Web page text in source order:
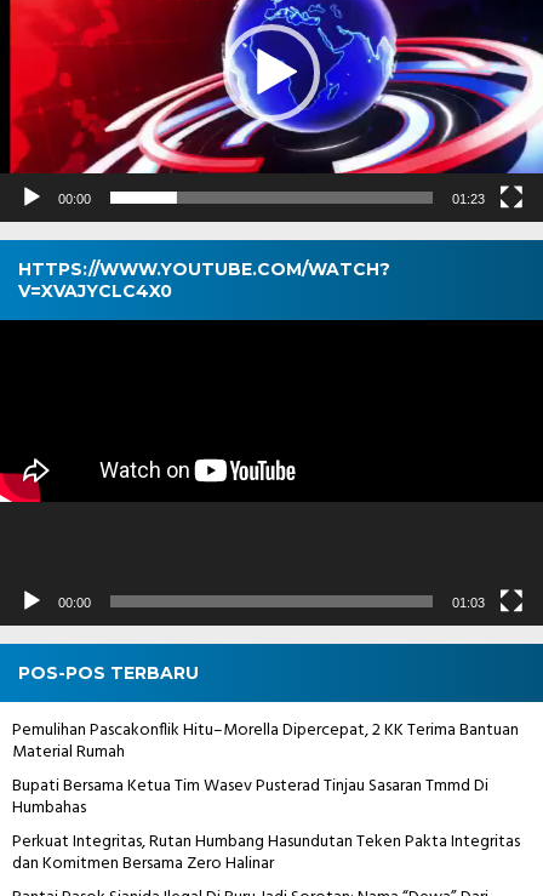
00:00 01:23
HTTPS://WWW.YOUTUBE.COM/WATCH?
V=XVAJYCLC4X0
Pemutar
00:00 01:03
POS-POS TERBARU
Pemulihan Pascakonflik Hitu–Morella Dipercepat, 2 KK Terima Bantuan
Material Rumah
Bupati Bersama Ketua Tim Wasev Pusterad Tinjau Sasaran Tmmd Di
Humbahas
Perkuat Integritas, Rutan Humbang Hasundutan Teken Pakta Integritas
dan Komitmen Bersama Zero Halinar